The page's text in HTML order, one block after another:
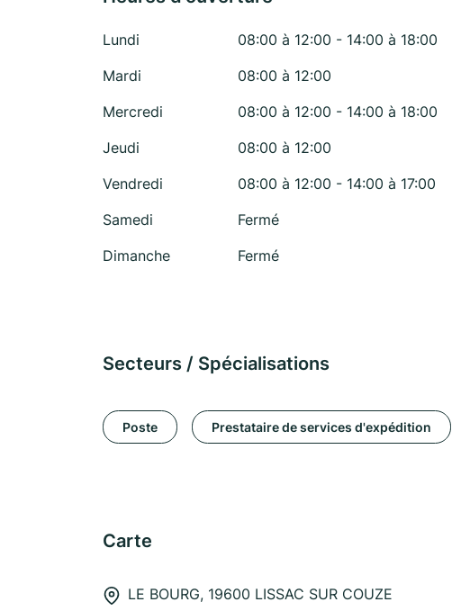
Lundi
08:00 à 12:00 - 14:00 à 18:00
Mardi
08:00 à 12:00
Mercredi
08:00 à 12:00 - 14:00 à 18:00
Jeudi
08:00 à 12:00
Vendredi
08:00 à 12:00 - 14:00 à 17:00
Samedi
Fermé
Dimanche
Fermé
Secteurs / Spécialisations
Poste Prestataire de services d'expédition
Carte
LE BOURG, 19600 LISSAC SUR COUZE